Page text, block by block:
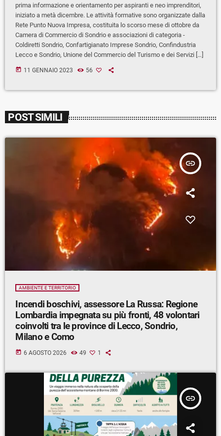
prima informazione e orientamento per aspiranti e neo imprenditori,
iniziato a metà dicembre. Le attività formative sono organizzate dalla
Rete Punto Nuova Impresa, costituita lo scorso mese di ottobre da
Camera di Commercio di Sondrio e associazioni di categoria -
Coldiretti Sondrio, Confartigianato Imprese Sondrio, Confindustria
Lecco e Sondrio, Unione del Commercio del Turismo e dei Servizi […]
today 11 GENNAIO 2023 56
POST SIMILI
insert_link
AMBIENTE E TERRITORIO
Incendi boschivi, assessore La Russa: Regione
Lombardia impegnata su più fronti, 48 volontari
coinvolti tra le province di Lecco, Sondrio,
Milano e Como
today 6 AGOSTO 2026 49 1
insert_link